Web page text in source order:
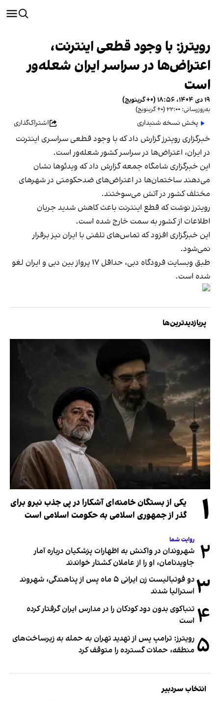
رویترز: با وجود قطعی اینترنت،
اعتراض‌ها در سراسر ایران شعله‌ور
است
۱۹ دی ۱۴۰۴، ۱۸:۵۶ (‎+۰ گرینویچ)
به‌روزرسانی: ۲۲:۰۰ (‎+۰ گرینویچ)
پخش نسخه شنیداری اشتراک‌گذاری
خبرگزاری رویترز گزارش داد که با وجود قطعی سراسری اینترنت
در ایران، اعتراض‌ها در سراسر کشور شعله‌ور است.
این خبرگزاری شامگاه جمعه گزارش داد که ویدئوها نشان
می‌دهند ساختمان‌ها در اعتراض‌های ضدحکومتی در شهرهای
مختلف کشور در آتش می‌سوختند.
رویترز نوشت که قطع اینترنت باعث کاهش شدید جریان
اطلاعات از کشور به سمت خارج شده است.
این خبرگزاری افزود که تماس‌های تلفنی با ایران نیز برقرار
نمی‌شود.
طبق وبسایت فرودگاه دبی، حداقل ۱۷ پرواز بین دبی و ایران لغو
شده است.
پربازدیدترین‌ها
۱
یکی از بستگان خامنه‌ای آشکارا در پی جذب نیرو برای
گذر از جمهوری اسلامی به حکومت اسلامی است
۲ روایت شما
شهروندان در واکنش به اظهارات پزشکیان درباره آمار
جاویدنامان، او را از عاملان کشتار خواندند
۳
دو فوتبالیست زن ایرانی ۵ ماه پس از پناهندگی، شهروند
استرالیا شدند
۴ تنباکوی بدون دود کودکان را در مدارس ایران گرفتار کرده
است
۵ رویترز: ترامپ پس از تهدید تهران به حمله به زیرساخت‌های
منطقه، حملات گسترده را متوقف کرد
انتخاب سردبیر